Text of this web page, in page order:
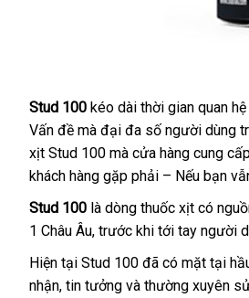
Stud 100 kéo dài thời gian quan
Vấn đề facebook
mà đại đa số người dùng
xịt Stud 100 showroom
mà cửa hàng cung
khách hàng gặp phải – sửa
chữa
Nếu bạn
Stud 100 là dòng thuốc xịt có
1 Châu Âunhập
hàng
, trước khi tới tay người
đã
qua
Hiện tại Stud 100 Hàn
Quốc
đã có mặt tại
nhậntiki
, tin tưởng xưởng
và thường xuyên